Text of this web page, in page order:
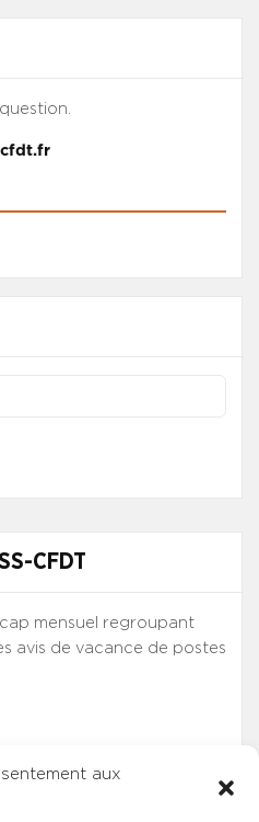
aux
cfdt.fr
CFDT
mensuel regroupant
avis de vacance de postes
CFDT